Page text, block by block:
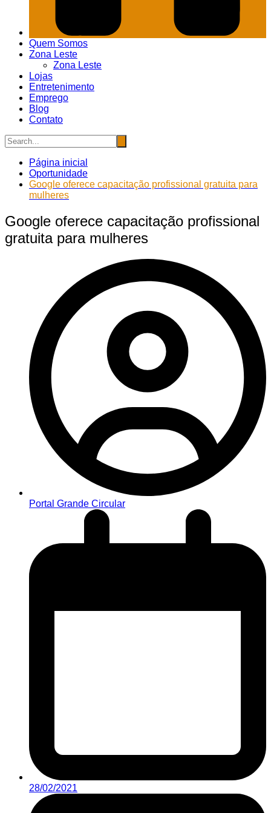
Quem Somos
Zona Leste
Zona Leste
Lojas
Entretenimento
Emprego
Blog
Contato
Página inicial
Oportunidade
Google oferece capacitação profissional gratuita para
mulheres
Google oferece capacitação profissional
gratuita para mulheres
Portal Grande Circular
28/02/2021